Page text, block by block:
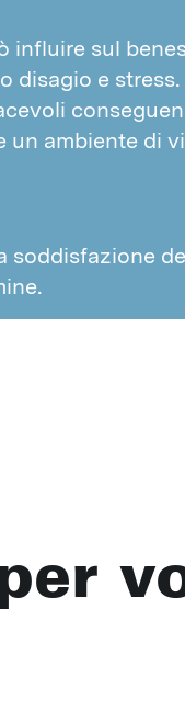
influire sul
disagio e
ambiente di
soddisfazione